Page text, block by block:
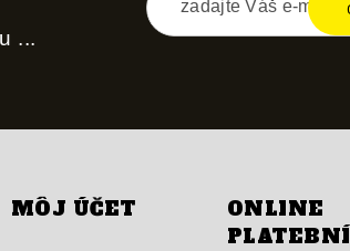
...
MÔJ ÚČET
ONLINE